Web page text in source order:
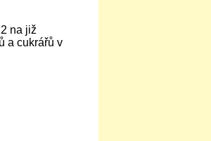
na již
a cukrářů v